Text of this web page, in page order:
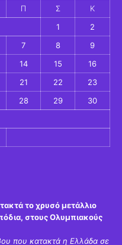
Π Σ Κ
1
2
7 8
9
14 15
16
21 22
23
28 29
30
το χρυσό μετάλλιο
στους Ολυμπιακούς
που κατακτά η Ελλάδα σε